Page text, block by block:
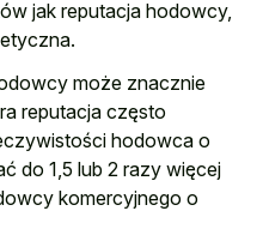
jak reputacja hodowcy,
może znacznie
reputacja często
hodowca o
do 1,5 lub 2 razy więcej
komercyjnego o